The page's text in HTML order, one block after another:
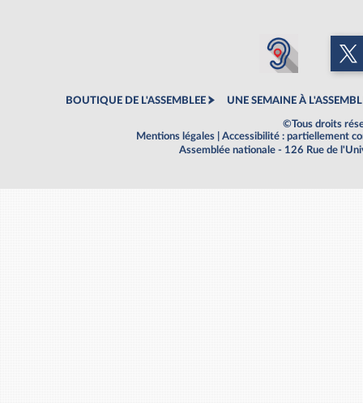
BOUTIQUE DE L'ASSEMBLEE UNE SEMAINE À
©Tous droits
Mentions légales
Accessibilité : partiellement
Assemblée nationale - 126 Rue de